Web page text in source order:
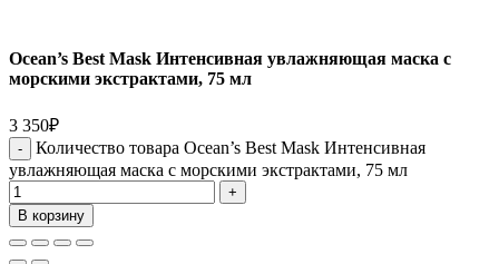
Ocean’s Best Mask Интенсивная увлажняющая маска с
морскими экстрактами, 75 мл
3 350₽
Количество товара Ocean’s Best Mask Интенсивная
увлажняющая маска с морскими экстрактами, 75 мл
В корзину